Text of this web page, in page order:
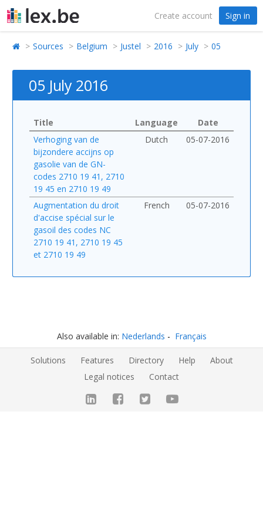
Create account Sign in
Sources Belgium Justel 2016 July 05
05 July 2016
Title Language
Date
Verhoging van de
bijzondere accijns op
gasolie van de GN-
codes 2710 19 41, 2710
19 45 en 2710 19 49
Dutch 05-07-2016
Augmentation du droit
d'accise spécial sur le
gasoil des codes NC
2710 19 41, 2710 19 45
et 2710 19 49
French 05-07-2016
Also available in: Nederlands Français
Solutions Features Directory Help
About
Legal notices
Contact